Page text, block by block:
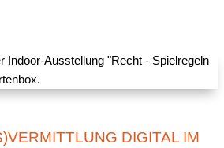
DIGITAL IM